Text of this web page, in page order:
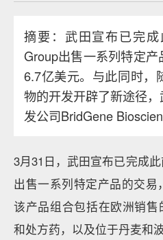
摘要：武田宣布已完
Group出售一系列特定
6.7亿美元。与此同时，
物的开发开辟了新途径
发公司BridGene
3月31日，武田宣布已完成
出售一系列特定产品的交易
该产品组合包括在欧洲销售
和处方药，以及位于丹麦和